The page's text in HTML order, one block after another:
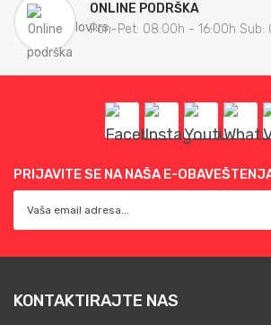
ONLINE PODRŠKA
Pon-Pet: 08:00h - 16:00h Sub:
PRIJAVITE SE NA NAŠA E-
KONTAKTIRAJTE NAS